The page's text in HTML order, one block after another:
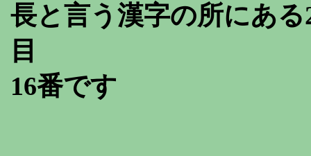
長と言う漢字の所にあ
目
16番です